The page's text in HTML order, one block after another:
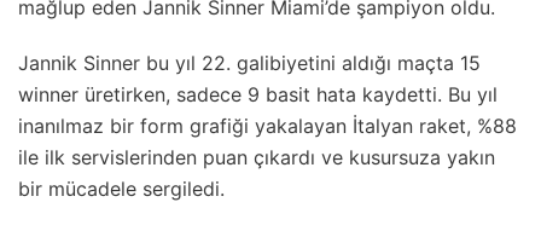
mağlup eden Jannik Sinner Miami’de şampiyon oldu.
Jannik Sinner bu yıl 22. galibiyetini aldığı maçta 15
winner üretirken, sadece 9 basit hata kaydetti. Bu yıl
inanılmaz bir form grafiği yakalayan İtalyan raket, %88
ile ilk servislerinden puan çıkardı ve kusursuza yakın
bir mücadele sergiledi.